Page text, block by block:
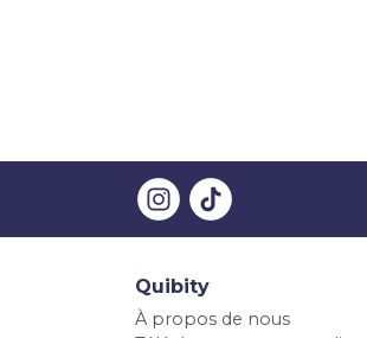
Quibity
À propos de nous